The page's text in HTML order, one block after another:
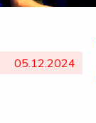
05.12.2024